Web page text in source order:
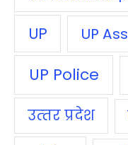
UP UP
UP Police
उत्‍तर प्रदेश